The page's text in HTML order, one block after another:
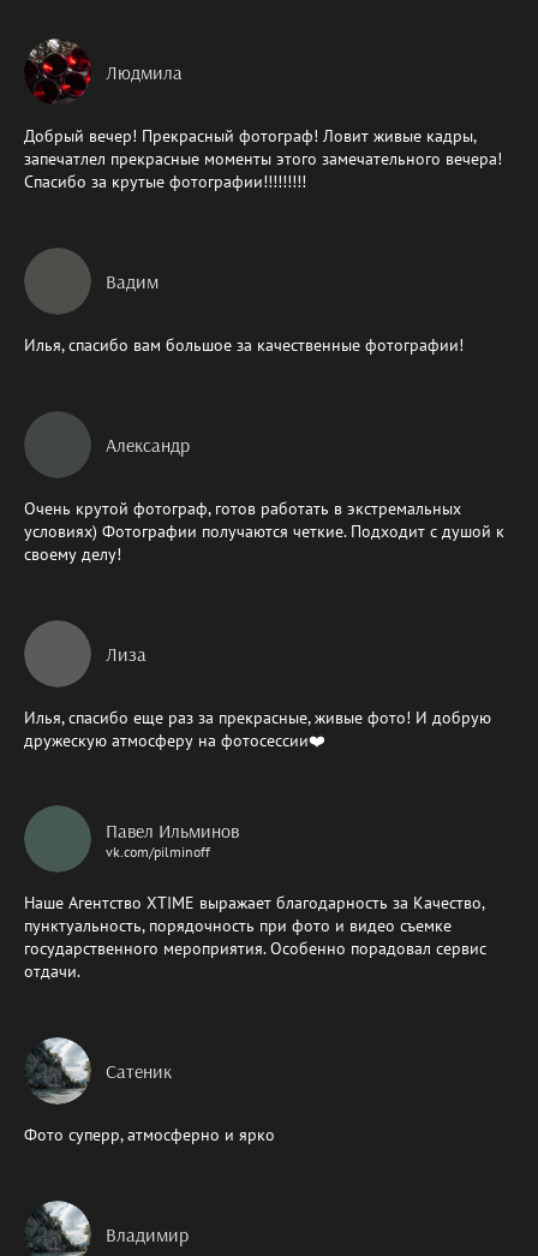
Людмила
Добрый вечер! Прекрасный фотограф! Ловит живые кадры,
запечатлел прекрасные моменты этого замечательного вечера!
Спасибо за крутые фотографии!!!!!!!!!
Вадим
Илья, спасибо вам большое за качественные фотографии!
Александр
Очень крутой фотограф, готов работать в экстремальных
условиях) Фотографии получаются четкие. Подходит с душой к
своему делу!
Лиза
Илья, спасибо еще раз за прекрасные, живые фото! И добрую
дружескую атмосферу на фотосессии❤️
Павел Ильминов
vk.com/pilminoff
Наше Агентство XTIME выражает благодарность за Качество,
пунктуальность, порядочность при фото и видео съемке
государственного мероприятия. Особенно порадовал сервис
отдачи.
Сатеник
Фото суперр, атмосферно и ярко
Владимир